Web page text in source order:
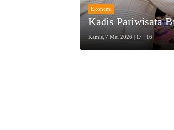
Ekonomi
Kadis Pariwisata
Kamis, 7 Mei 2026 | 17 : 16